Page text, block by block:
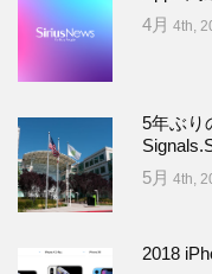
4月 4th,
5年ぶり
5月 4th,
2018